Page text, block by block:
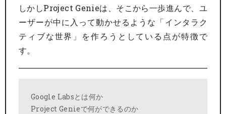
しかしProject Genieは、そこから一歩進んで、ユ
ーザーが中に入って動かせるような「インタラク
ティブな世界」を作ろうとしている点が特徴で
す。
Google Labsとは何か
Project Genieで何ができるのか